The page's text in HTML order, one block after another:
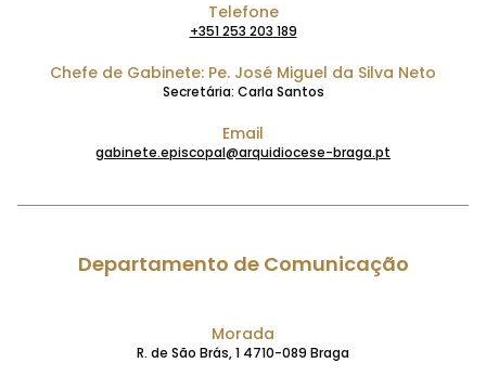
Telefone
+351 253 203 189
Chefe de Gabinete: Pe. José Miguel da Silva Neto
Secretária: Carla Santos
Email
gabinete.episcopal@arquidiocese-braga.pt
Departamento de Comunicação
Morada
R. de São Brás, 1 4710-089 Braga